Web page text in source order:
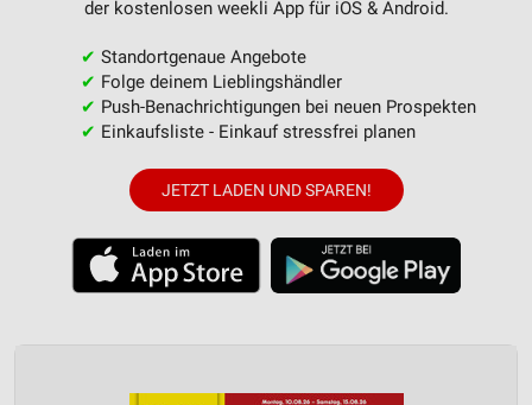
der kostenlosen weekli App für iOS & Android.
✔ Standortgenaue Angebote
✔ Folge deinem Lieblingshändler
✔ Push-Benachrichtigungen bei neuen Prospekten
✔ Einkaufsliste - Einkauf stressfrei planen
JETZT LADEN UND SPAREN!